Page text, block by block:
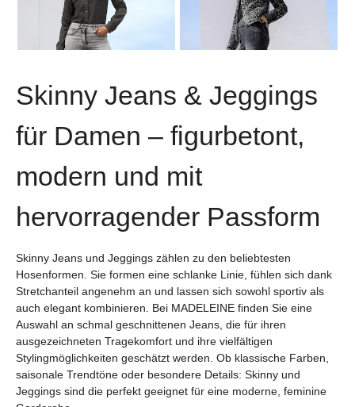
MADELEINE
Slim-Jeans mit Strassdekoration
Skinny Jeans & Jeggings
für Damen – figurbetont,
modern und mit
hervorragender Passform
Skinny Jeans und Jeggings zählen zu den beliebtesten
Hosenformen. Sie formen eine schlanke Linie, fühlen sich dank
Stretchanteil angenehm an und lassen sich sowohl sportiv als
auch elegant kombinieren. Bei MADELEINE finden Sie eine
Auswahl an schmal geschnittenen Jeans, die für ihren
ausgezeichneten Tragekomfort und ihre vielfältigen
Stylingmöglichkeiten geschätzt werden. Ob klassische Farben,
saisonale Trendtöne oder besondere Details: Skinny und
Jeggings sind die perfekt geeignet für eine moderne, feminine